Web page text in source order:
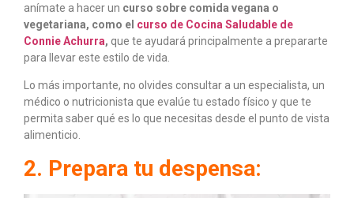
anímate a hacer un curso sobre comida vegana o
vegetariana, como el curso de Cocina Saludable de
Connie Achurra, que te ayudará principalmente a prepararte
para llevar este estilo de vida.
Lo más importante, no olvides consultar a un especialista, un
médico o nutricionista que evalúe tu estado físico y que te
permita saber qué es lo que necesitas desde el punto de vista
alimenticio.
2. Prepara tu despensa: